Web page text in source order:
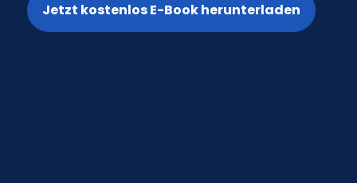
Jetzt kostenlos E-Book herunterladen